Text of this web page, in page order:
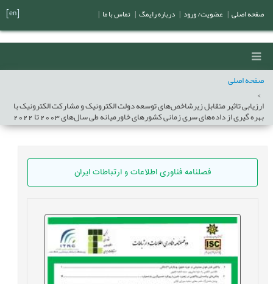
صفحه اصلی
ارزیابی تاثیر متقابل زیرشاخص‌های توسعه دولت الکترونیک و مشارکت الکترونیک با
بهره گیری از داده‌های سری زمانی کشورهای خاورمیانه طی سال‌های 2003 تا 2022
فصلنامه فناوری اطلاعات و ارتباطات ایران
صفحه اصلی عضویت/ ورود درباره رایمگ تماس با ما